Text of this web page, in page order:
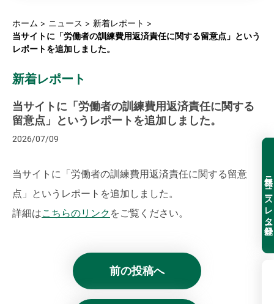
ホーム ニュース
新着レポート
当サイトに「労働者の訓練費用返済責任に関する留意点」という
レポートを追加しました。
新着レポート
当サイトに「労働者の訓練費用返済責任に関する
留意点」というレポートを追加しました。
2026/07/09
当サイトに「労働者の訓練費用返済責任に関する留意
点」というレポートを追加しました。
詳細はこちらのリンク をご覧ください。
前の投稿へ
無料ニュースレター登録